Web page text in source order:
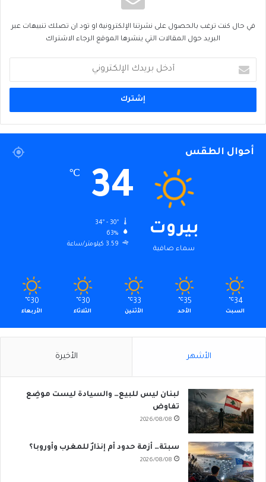
في حال كنت ترغب بالحصول على نشرتنا الإلكترونية او تود ان تصلك تنبيهات عبر
البريد حول المقالات التي ينشرها الموقع الرجاء الاشتراك
بريدك
الإلكتروني
أحوال الطقس
بيروت
سماء صافية
34
℃
63%
3.59 كيلومتر/ساعة
34
℃
السبت
35
℃
الأحد
33
℃
الأثنين
30
℃
الثلاثاء
30
℃
الأربعاء
الأشهر الأخيرة
لبنان ليس للبيع… والسيادة ليست موضِع
تفاوض
2026/08/08
سبتة… أزمة حدود أم إنذارٌ للمغرب وأوروبا؟
2026/08/08